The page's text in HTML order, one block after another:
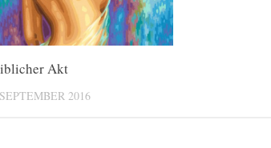
Akt
2016